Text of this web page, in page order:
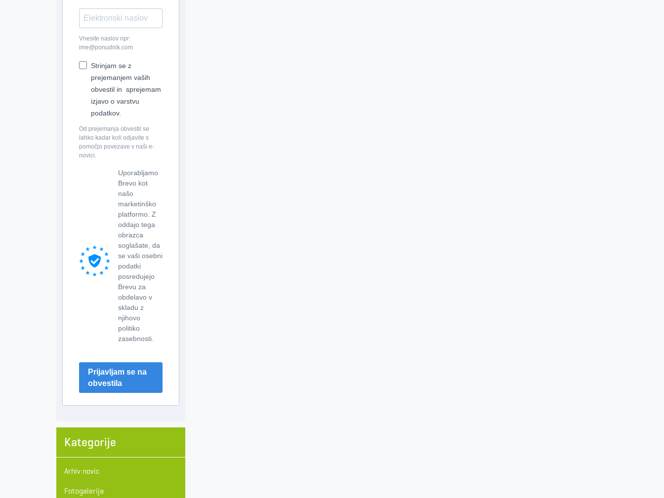
Vnesite naslov npr:
ime@ponudnik.com
Strinjam se z
prejemanjem vaših
obvestil in sprejemam
izjavo o varstvu
podatkov.
Od prejemanja obvestil se
lahko kadar koli odjavite s
pomočjo povezave v naši e-
novici.
Uporabljamo
Brevo kot
našo
marketinško
platformo. Z
oddajo tega
obrazca
soglašate, da
se vaši osebni
podatki
posredujejo
Brevu za
obdelavo v
skladu z
njihovo
politiko
zasebnosti.
Prijavljam se na
obvestila
Kategorije
Arhiv novic
Fotogalerija